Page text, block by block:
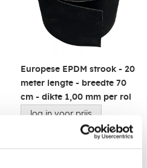
Europese EPDM strook - 20
meter lengte - breedte 70
cm - dikte 1,00 mm per rol
log in voor prijs